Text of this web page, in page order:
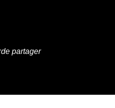
de partager